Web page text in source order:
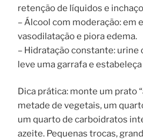
retenção de líquidos e
– Álcool com moderação: em
vasodilatação e piora edema.
– Hidratação constante: urine
leve uma garrafa e
Dica prática: monte um prato
metade de vegetais, um
um quarto de carboidratos
azeite. Pequenas trocas,